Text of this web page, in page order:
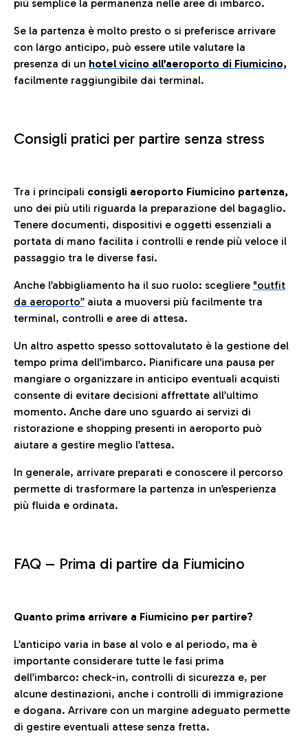
più semplice la permanenza nelle aree di imbarco.
Se la partenza è molto presto o si preferisce arrivare
con largo anticipo, può essere utile valutare la
presenza di un hotel vicino all’aeroporto di Fiumicino,
facilmente raggiungibile dai terminal.
Consigli pratici per partire senza stress
Tra i principali consigli aeroporto Fiumicino partenza,
uno dei più utili riguarda la preparazione del bagaglio.
Tenere documenti, dispositivi e oggetti essenziali a
portata di mano facilita i controlli e rende più veloce il
passaggio tra le diverse fasi.
Anche l’abbigliamento ha il suo ruolo: scegliere "outfit
da aeroporto” aiuta a muoversi più facilmente tra
terminal, controlli e aree di attesa.
Un altro aspetto spesso sottovalutato è la gestione del
tempo prima dell’imbarco. Pianificare una pausa per
mangiare o organizzare in anticipo eventuali acquisti
consente di evitare decisioni affrettate all’ultimo
momento. Anche dare uno sguardo ai servizi di
ristorazione e shopping presenti in aeroporto può
aiutare a gestire meglio l’attesa.
In generale, arrivare preparati e conoscere il percorso
permette di trasformare la partenza in un’esperienza
più fluida e ordinata.
FAQ – Prima di partire da Fiumicino
Quanto prima arrivare a Fiumicino per partire?
L’anticipo varia in base al volo e al periodo, ma è
importante considerare tutte le fasi prima
dell’imbarco: check-in, controlli di sicurezza e, per
alcune destinazioni, anche i controlli di immigrazione
e dogana. Arrivare con un margine adeguato permette
di gestire eventuali attese senza fretta.